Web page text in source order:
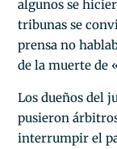
algunos se
tribunas se
prensa no
de la muerte de
Los dueños del
pusieron
interrumpir el